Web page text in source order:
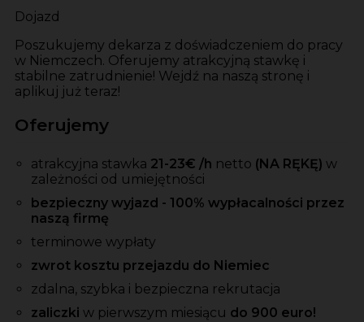
Dojazd
Poszukujemy dekarza z doświadczeniem do pracy
w Niemczech. Oferujemy atrakcyjną stawkę i
stabilne zatrudnienie! Wejdź na naszą stronę i
aplikuj już teraz!
Oferujemy
atrakcyjna stawka 21-23€ /h netto (NA RĘKĘ) w
zależności od umiejętności
bezpieczny wyjazd - 100% wypłacalności przez
naszą firmę
terminowe wypłaty
zwrot kosztu przejazdu do Niemiec
zdalna, szybka i bezpieczna rekrutacja
zaliczki w pierwszym miesiącu do 900 euro!